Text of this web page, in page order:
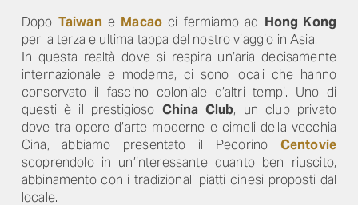
Dopo Taiwan e Macao ci fermiamo ad Hong Kong
per la terza e ultima tappa del nostro viaggio in Asia.
In questa realtà dove si respira un’aria decisamente
internazionale e moderna, ci sono locali che hanno
conservato il fascino coloniale d’altri tempi. Uno di
questi è il prestigioso China Club, un club privato
dove tra opere d’arte moderne e cimeli della vecchia
Cina, abbiamo presentato il Pecorino Centovie
scoprendolo in un’interessante quanto ben riuscito,
abbinamento con i tradizionali piatti cinesi proposti dal
locale.